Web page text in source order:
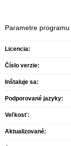
Parametre programu
Licencia:
Číslo verzie:
Inštaluje sa:
Podporované jazyky:
Veľkosť:
Aktualizované: